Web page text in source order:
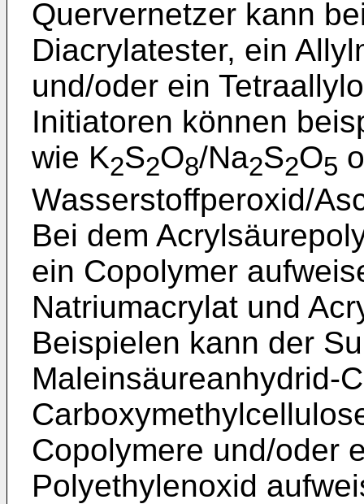
Quervernetzer kann
Diacrylatester, ein
und/oder ein
Initiatoren können
wie K2S2O8/Na2S2O5
Wasserstoffperoxid/
Bei dem
ein Copolymer
Natriumacrylat und
Beispielen kann der
Maleinsäureanhydrid-
Copolymere und/oder
Polyethylenoxid